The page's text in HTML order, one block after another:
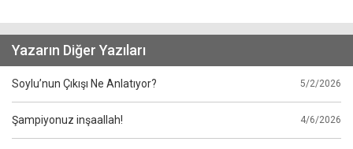
Yazarın Diğer Yazıları
Soylu’nun Çıkışı Ne Anlatıyor? 5/2/2026
Şampiyonuz inşaallah! 4/6/2026